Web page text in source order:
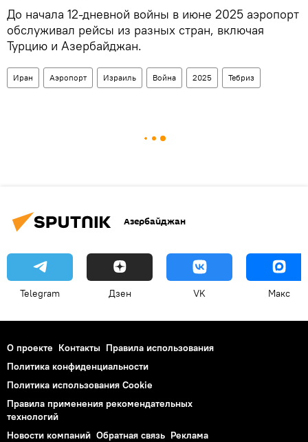
До начала 12-дневной войны в июне 2025 аэропорт
обслуживал рейсы из разных стран, включая
Турцию и Азербайджан.
Иран Аэропорт Израиль Война 2025 Тебриз
Азербайджан
Telegram Дзен VK Макс
О проекте Контакты Правила использования
Политика конфиденциальности
Политика использования Cookie
Правила применения рекомендательных
технологий
Новости компаний Обратная связь Реклама